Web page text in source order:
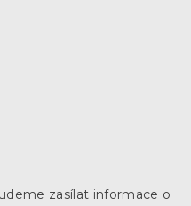
zasílat informace o